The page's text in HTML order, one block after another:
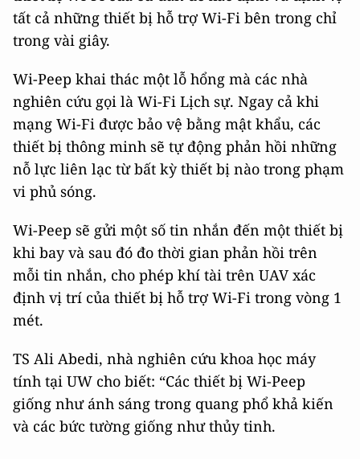
tất cả những thiết bị hỗ trợ Wi-Fi bên trong chỉ
trong vài giây.
Wi-Peep khai thác một lỗ hổng mà các nhà
nghiên cứu gọi là Wi-Fi Lịch sự. Ngay cả khi
mạng Wi-Fi được bảo vệ bằng mật khẩu, các
thiết bị thông minh sẽ tự động phản hồi những
nỗ lực liên lạc từ bất kỳ thiết bị nào trong phạm
vi phủ sóng.
Wi-Peep sẽ gửi một số tin nhắn đến một thiết bị
khi bay và sau đó đo thời gian phản hồi trên
mỗi tin nhắn, cho phép khí tài trên UAV xác
định vị trí của thiết bị hỗ trợ Wi-Fi trong vòng 1
mét.
TS Ali Abedi, nhà nghiên cứu khoa học máy
tính tại UW cho biết: “Các thiết bị Wi-Peep
giống như ánh sáng trong quang phổ khả kiến ​​
và các bức tường giống như thủy tinh.